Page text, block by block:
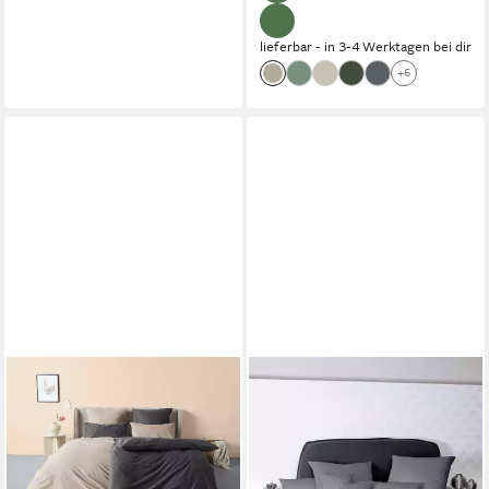
lieferbar - in 3-4 Werktagen bei dir
+6